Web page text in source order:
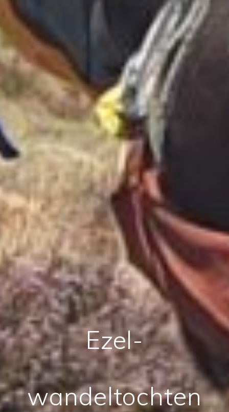
Ezel-
wandeltochten